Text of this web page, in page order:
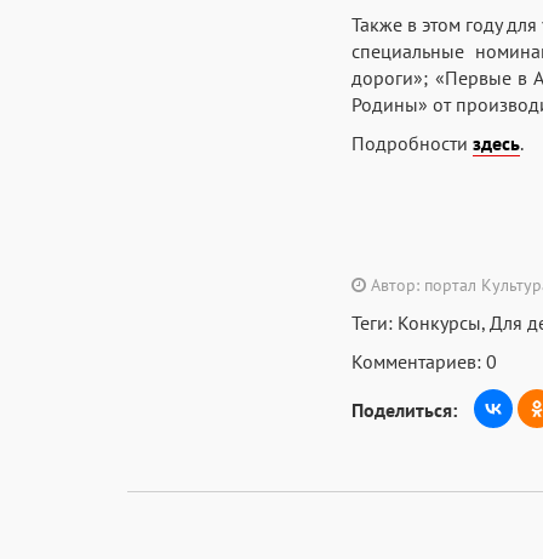
Также в этом году
специальные
дороги»; «Первые в
Родины» от
Подробности здесь.
Автор: портал
Теги: Конкурсы, Для
Комментариев: 0
Поделиться: